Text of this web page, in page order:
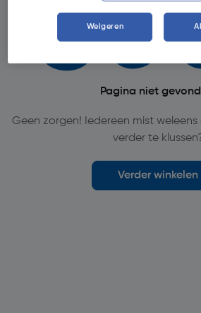
Pagina niet
Geen zorgen! Iedereen mist weleens
verder te
Verder winkelen
Weigeren